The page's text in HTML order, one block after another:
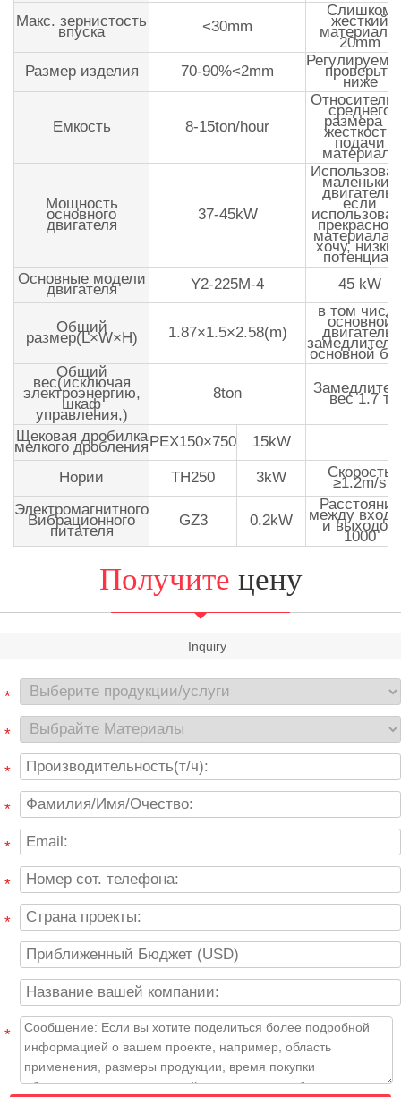
Макс. зернистость
впуска <30mm
Слишком
жесткий
материал <
20mm
Размер изделия
70-90%<2mm проверьте
ниже
Емкость 8-15ton/hour
среднего
размера и
жесткости
подачи
материала
Мощность
основного
двигателя
37-45kW
маленький
двигатель,
если
прекрасного
материала,
хочу,
потенциал
Основные модели
двигателя Y2-225M-4 45 kW
Общий
размер(L×W×H) 1.87×1.5×2.58(m)
в том
основной
двигатель,
основной
Общий
вес(исключая
электроэнергию,
шкаф
управления,)
8ton вес 1.7 т
Щековая дробилка
мелкого дробленияPEX150×750 15kW
Нории TH250 3kW Скорость
≥1.2m/s
Электромагнитного
Вибрационного
питателя
GZ3 0.2kW
Расстояние
между
и выходом
1000
Получите цену
Inquiry
*
*
*
*
*
*
*
*